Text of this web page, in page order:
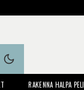
RAKENNA HALPA